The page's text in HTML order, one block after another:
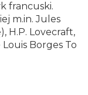
francuski.
m.in. Jules
H.P. Lovecraft,
Borges To